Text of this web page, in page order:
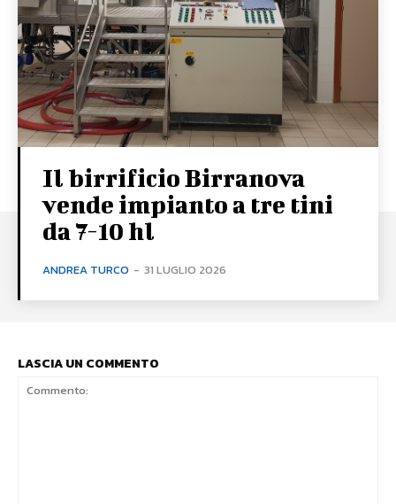
Il birrificio Birranova
vende impianto a tre tini
da 7-10 hl
ANDREA TURCO - 31 LUGLIO 2026
LASCIA UN COMMENTO